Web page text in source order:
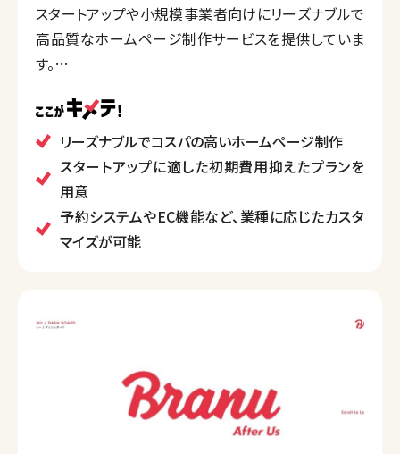
スタートアップや小規模事業者向けにリーズナブルで
高品質なホームページ制作サービスを提供していま
す。
頼者のニーズに応じたシンプルでわかりやすいデザイ
ンを重視。また、予約システムやショッピングカート機
能、SEO対策やスマホ対応レスポンシブ設計など、機能
面で充実したホームページ制作を行っています。
地域限定の撮影付きプランも提供しており、写真・動画
の撮影やドローン撮影にも対応しています。
リーズナブルでコスパの高いホームページ制作
スタートアップに適した初期費用抑えたプランを
用意
予約システムやEC機能など、業種に応じたカスタ
マイズが可能